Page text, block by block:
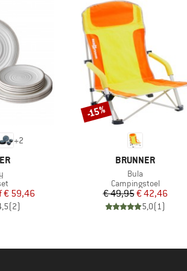
+2
prijs
€ 59,46
(2)
MERK
BRUNNER
Artikel
Bula
Productgroep
Campingstoel
Prijs
€ 49,95Verlaagde prijs
€ 42,46
5,0(1)
Korting
-15%